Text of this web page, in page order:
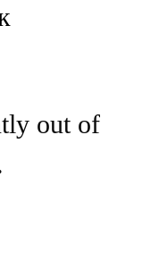
out of